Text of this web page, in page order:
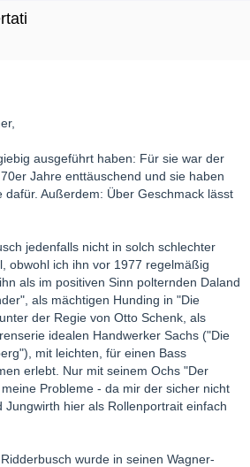
ausgeführt haben: Für sie war der
Jahre enttäuschend und sie haben
Außerdem: Über Geschmack lässt
jedenfalls nicht in solch schlechter
obwohl ich ihn vor 1977 regelmäßig
als im positiven Sinn polternden Daland
als mächtigen Hunding in "Die
der Regie von Otto Schenk, als
idealen Handwerker Sachs ("Die
mit leichten, für einen Bass
erlebt. Nur mit seinem Ochs "Der
Probleme - da mir der sicher nicht
Jungwirth hier als Rollenportrait einfach
wurde in seinen Wagner-